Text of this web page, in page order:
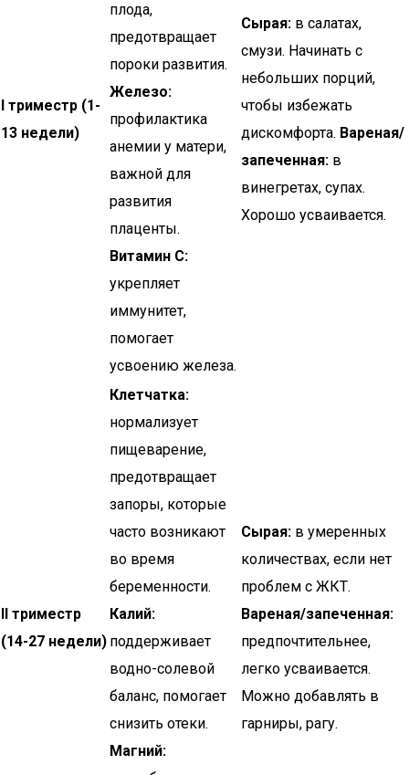
I триместр (1-
13 недели)
плода,
предотвращает
пороки развития.
Железо:
профилактика
анемии у матери,
важной для
развития
плаценты.
Витамин С:
укрепляет
иммунитет,
помогает
усвоению железа.
Сырая: в салатах,
смузи. Начинать с
небольших порций,
чтобы избежать
дискомфорта. Вареная/
запеченная: в
винегретах, супах.
Хорошо усваивается.
II триместр
(14-27 недели)
Клетчатка:
нормализует
пищеварение,
предотвращает
запоры, которые
часто возникают
во время
беременности.
Калий:
поддерживает
водно-солевой
баланс, помогает
снизить отеки.
Магний:
Сырая: в умеренных
количествах, если нет
проблем с ЖКТ.
Вареная/запеченная:
предпочтительнее,
легко усваивается.
Можно добавлять в
гарниры, рагу.